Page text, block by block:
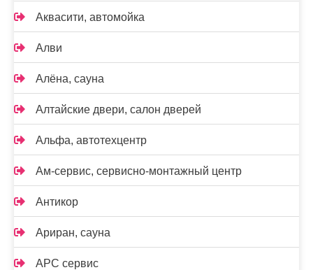
Аквасити, автомойка
Алви
Алёна, сауна
Алтайские двери, салон дверей
Альфа, автотехцентр
Ам-сервис, сервисно-монтажный центр
Антикор
Ариран, сауна
АРС сервис